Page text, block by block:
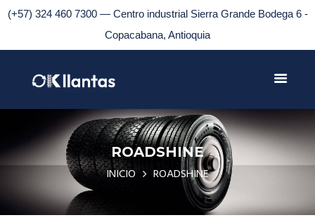
(+57) 324 460 7300 — Centro industrial Sierra Grande Bodega 6 -
Copacabana, Antioquia
ROADSHINE
INICIO ROADSHINE